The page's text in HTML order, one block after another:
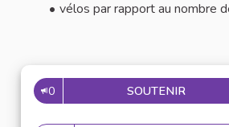
vélos par rapport au nombre
0 SOUTENIRVÉLO